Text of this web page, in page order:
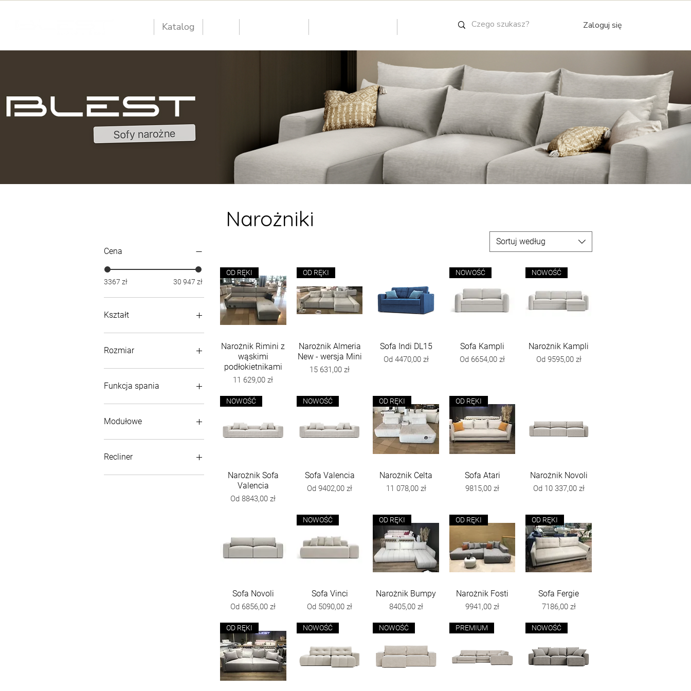
Katalog Zaloguj się
Narożniki
Cena
3367 zł 30 947 zł
Kształt
Narożniki
Litera U
Rozmiar
Kompaktowe (<210 cm)
Standardowe (210-280 cm)
Funkcja spania
Rozkładane (z funkcją
spania)
spania)
Modułowe
Sofy Modułowe
Recliner
Tak
Sortuj według
Podgląd
OD RĘKI
Narożnik Rimini z
wąskimi
podłokietnikami
Cena
11 629,00 zł
Podgląd
OD RĘKI
Narożnik Almeria
New - wersja Mini
Cena
15 631,00 zł
Podgląd
Sofa Indi DL15
Od 4470,00 zł
Cena rabatowa
Podgląd
NOWOŚĆ
Sofa Kampli
Od 6654,00 zł
Cena rabatowa
Podgląd
NOWOŚĆ
Narożnik Kampli
Od 9595,00 zł
Cena rabatowa
Podgląd
NOWOŚĆ
Narożnik Sofa
Valencia
Od8843,00 zł
Cena rabatowa
Podgląd
NOWOŚĆ
Sofa Valencia
Od9402,00 zł
Cena rabatowa
Podgląd
OD RĘKI
Narożnik Celta
Cena
11 078,00 zł
Podgląd
OD RĘKI
Sofa Atari
Cena
9815,00 zł
Podgląd
Narożnik Novoli
Od 10 337,00 zł
Cena rabatowa
Podgląd
Sofa Novoli
Od 6856,00 zł
Cena rabatowa
Podgląd
NOWOŚĆ
Sofa Vinci
Od 5090,00 zł
Cena rabatowa
Podgląd
OD RĘKI
Narożnik Bumpy
Cena
8405,00 zł
Podgląd
OD RĘKI
Narożnik Fosti
Cena
9941,00 zł
Podgląd
OD RĘKI
Sofa Fergie
Cena
7186,00 zł
OD RĘKI NOWOŚĆ NOWOŚĆ PREMIUM NOWOŚĆ